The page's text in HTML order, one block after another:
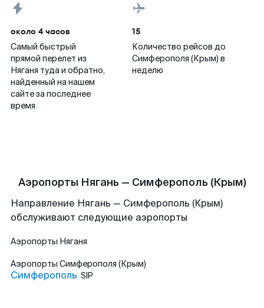
около 4 часов
Самый быстрый
прямой перелет из
Няганя туда и обратно,
найденный на нашем
сайте за последнее
время
15
Количество рейсов до
Симферополя (Крым) в
неделю
Аэропорты Нягань — Симферополь (Крым)
Направление Нягань — Симферополь (Крым)
обслуживают следующие аэропорты
Аэропорты Няганя
Аэропорты Симферополя (Крым)
Симферополь SIP